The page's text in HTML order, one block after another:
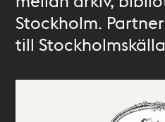
Stockholm.
till